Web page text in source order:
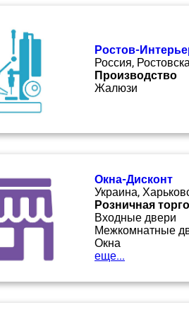
Ростов-
Россия,
Производство
Жалюзи
Окна-Дисконт
Украина,
Розничная
Входные двери
Межкомнатные
Окна
еще...